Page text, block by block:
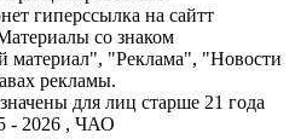
гиперссылка на сайтт
со знаком
материал", "Реклама", "Новости
рекламы.
для лиц старше 21 года
- 2026 , ЧАО